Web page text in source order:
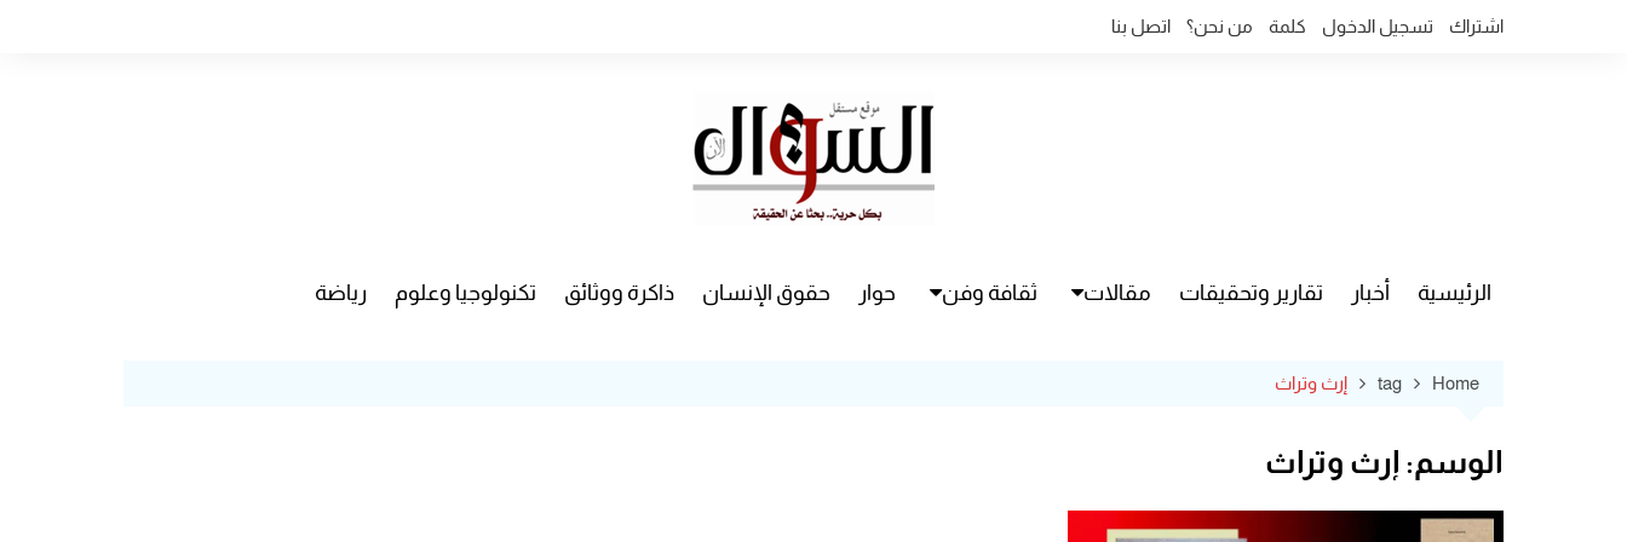
اشتراك تسجيل الدخول كلمة من نحن؟ اتصل بنا
الرئيسية أخبار تقارير وتحقيقات مقالات ثقافة وفن حوار حقوق الإنسان ذاكرة ووثائق تكنولوجيا وعلوم رياضة
Home
tag إرث وتراث
الوسم: إرث وتراث